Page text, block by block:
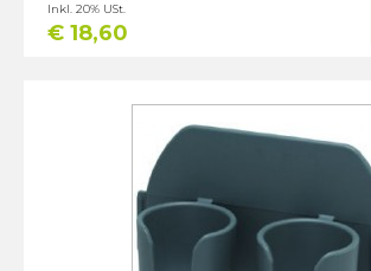
€ 18,60
Inkl. 20% USt.